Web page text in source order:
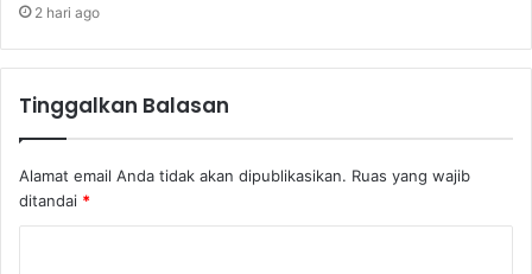
2 hari ago
Tinggalkan Balasan
Alamat email Anda tidak akan dipublikasikan. Ruas yang wajib
ditandai *